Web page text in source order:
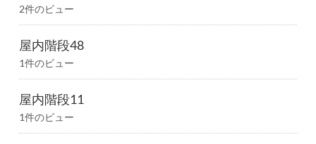
2件のビュー
屋内階段48
1件のビュー
屋内階段11
1件のビュー